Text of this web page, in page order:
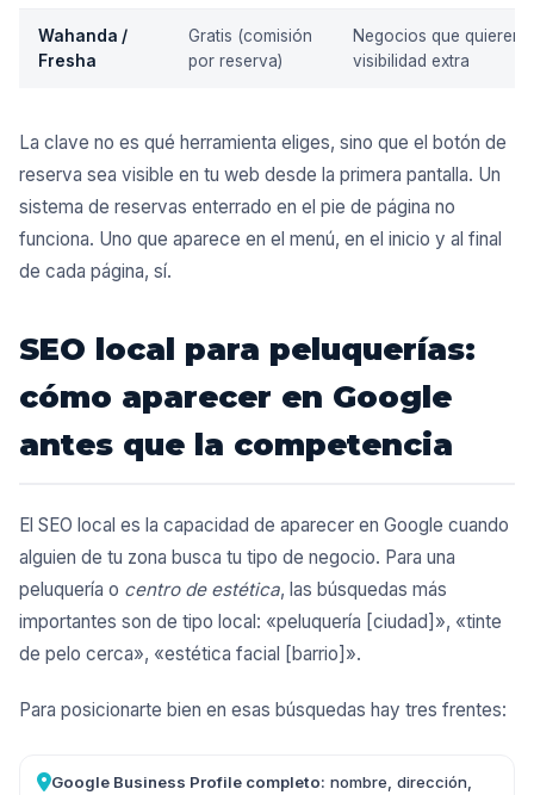
Wahanda /
Fresha
Gratis (comisión
por reserva)
Negocios que quieren
visibilidad extra
La clave no es qué herramienta eliges, sino que el botón de
reserva sea visible en tu web desde la primera pantalla. Un
sistema de reservas enterrado en el pie de página no
funciona. Uno que aparece en el menú, en el inicio y al final
de cada página, sí.
SEO local para peluquerías:
cómo aparecer en Google
antes que la competencia
El SEO local es la capacidad de aparecer en Google cuando
alguien de tu zona busca tu tipo de negocio. Para una
peluquería o centro de estética, las búsquedas más
importantes son de tipo local: «peluquería [ciudad]», «tinte
de pelo cerca», «estética facial [barrio]».
Para posicionarte bien en esas búsquedas hay tres frentes:
Google Business Profile completo: nombre, dirección,